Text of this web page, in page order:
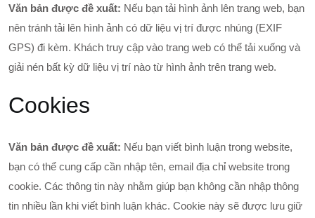
Văn bản được đề xuất: Nếu bạn tải hình ảnh lên trang web, bạn
nên tránh tải lên hình ảnh có dữ liệu vị trí được nhúng (EXIF
GPS) đi kèm. Khách truy cập vào trang web có thể tải xuống và
giải nén bất kỳ dữ liệu vị trí nào từ hình ảnh trên trang web.
Cookies
Văn bản được đề xuất: Nếu bạn viết bình luận trong website,
bạn có thể cung cấp cần nhập tên, email địa chỉ website trong
cookie. Các thông tin này nhằm giúp bạn không cần nhập thông
tin nhiều lần khi viết bình luận khác. Cookie này sẽ được lưu giữ